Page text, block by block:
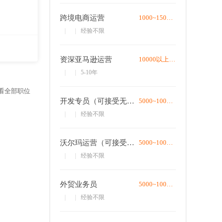
全部职位
跨境电商运营 1000~1500/月
经验不限
资深亚马逊运营 10000以上/月
5-10年
开发专员（可接受无经验） 5000~10000/月
经验不限
沃尔玛运营（可接受无经验） 5000~10000/月
经验不限
外贸业务员 5000~10000/月
经验不限